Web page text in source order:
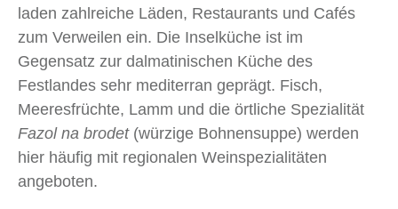
laden zahlreiche Läden, Restaurants und Cafés
zum Verweilen ein. Die Inselküche ist im
Gegensatz zur dalmatinischen Küche des
Festlandes sehr mediterran geprägt. Fisch,
Meeresfrüchte, Lamm und die örtliche Spezialität
Fazol na brodet (würzige Bohnensuppe) werden
hier häufig mit regionalen Weinspezialitäten
angeboten.